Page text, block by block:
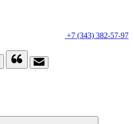
+7 (343) 382-57-97